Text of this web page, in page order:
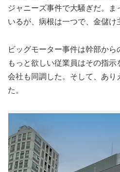
ジャニーズ事件で大騒ぎだ。ま
いるが、病根は一つで、金儲け
ビッグモーター事件は幹部か
もっと欲しい従業員はその指
会社も同調した。そして、あり
た。